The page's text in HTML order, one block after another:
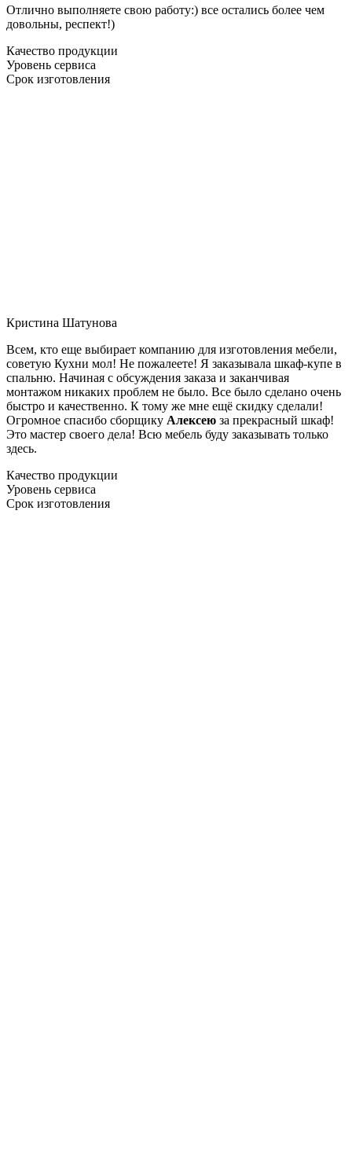
Отлично выполняете свою работу:) все остались более чем
довольны, респект!)
Качество продукции
Уровень сервиса
Срок изготовления
Кристина Шатунова
Всем, кто еще выбирает компанию для изготовления мебели,
советую Кухни мол! Не пожалеете! Я заказывала шкаф-купе в
спальню. Начиная с обсуждения заказа и заканчивая
монтажом никаких проблем не было. Все было сделано очень
быстро и качественно. К тому же мне ещё скидку сделали!
Огромное спасибо сборщику Алексею за прекрасный шкаф!
Это мастер своего дела! Всю мебель буду заказывать только
здесь.
Качество продукции
Уровень сервиса
Срок изготовления